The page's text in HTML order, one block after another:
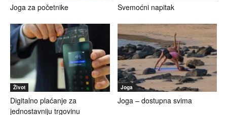
Joga za početnike Svemoćni napitak
Život
Digitalno plaćanje za
jednostavniju trgovinu
Joga
Joga – dostupna svima